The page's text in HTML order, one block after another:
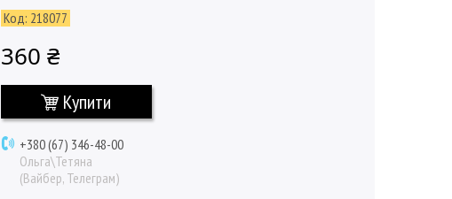
Код: 218077
360 ₴
Купити
+380 (67) 346-48-00
Ольга\Тетяна
(Вайбер, Телеграм)